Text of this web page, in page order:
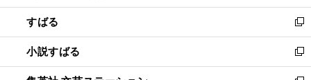
開
く
ウ
で
開
く
ン
ド
ウ
で
開
すばる
新
し
い
ウ
小説すばる
新
し